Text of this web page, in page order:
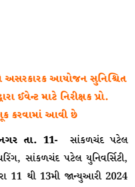
અસરકારક આયોજન સુનિશ્ચિત
ઈવેન્ટ માટે નિરીક્ષક પ્રો.
કરવામાં આવી છે
તા. 11-
સાંકળચંદ પટેલ
સાંકળચંદ પટેલ યુનિવર્સિટી,
11 થી 13મી જાન્યુઆરી 2024